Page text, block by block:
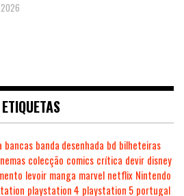
2026
ETIQUETAS
bancas banda desenhada bd bilheteiras
colecção comics crítica devir disney
levoir manga marvel netflix Nintendo
playstation 4 playstation 5 portugal